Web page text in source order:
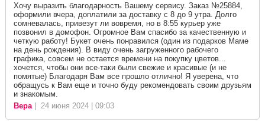
Хочу выразить благодарность Вашему сервису. Заказ №25884,
оформили вчера, доплатили за доставку с 8 до 9 утра. Долго
сомневалась, привезут ли вовремя, но в 8:55 курьер уже
позвонил в домофон. Огромное Вам спасибо за качественную и
четкую работу! Букет очень понравился (один из подарков Маме
на день рождения). В виду очень загруженного рабочего
графика, совсем не остается времени на покупку цветов...
хочется, чтобы они все-таки были свежие и красивые (и не
помятые) Благодаря Вам все прошло отлично! Я уверена, что
обращусь к Вам еще и точно буду рекомендовать своим друзьям
и знакомым.
Вера| 24 июня 2024 | 09:03